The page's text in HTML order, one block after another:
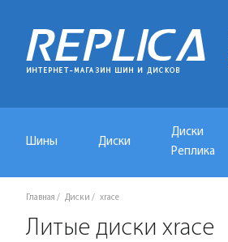
Шины Диски
Диски
Реплика
Главная Диски xrace
Литые диски xrace